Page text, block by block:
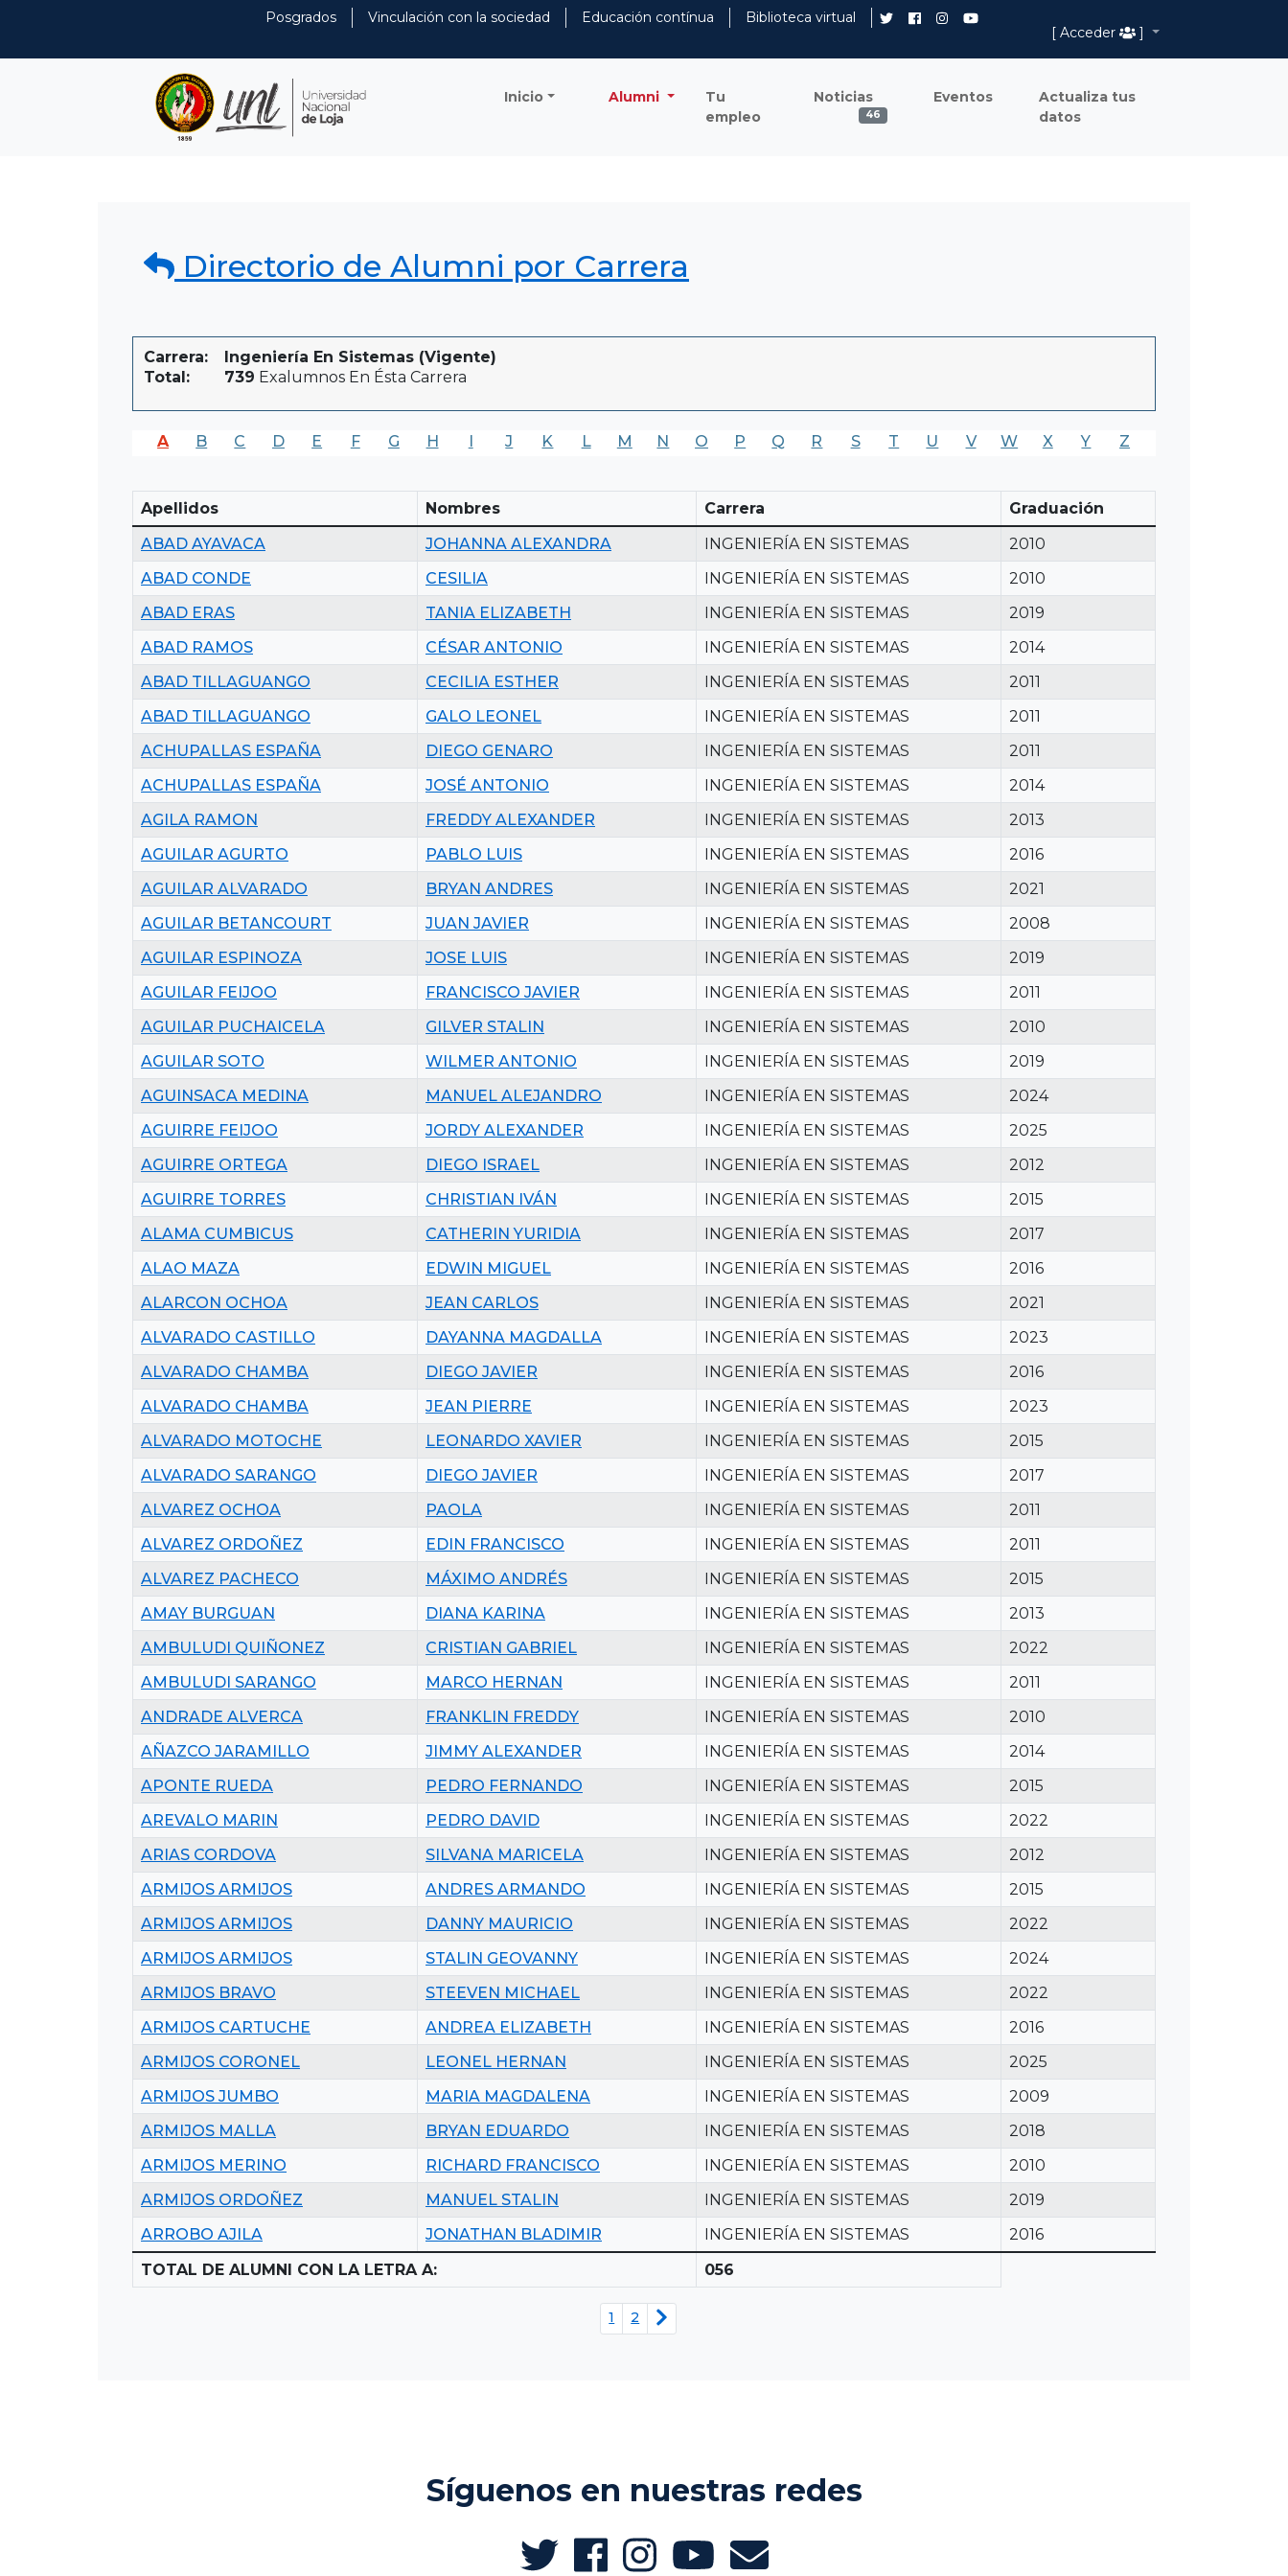
Posgrados Vinculación con la sociedad Educación contínua
Biblioteca virtual
[ Acceder
]
Inicio Alumni
Tu
empleo
Noticias
46
Eventos
Actualiza tus
datos
Directorio de Alumni por Carrera
Carrera:
Ingeniería En Sistemas (Vigente)
Total:
739 Exalumnos En Ésta Carrera
A B C D E F G H I J K L M N O P Q R S T U V W X Y Z
Apellidos Nombres Carrera
Graduación
ABAD AYAVACA
JOHANNA ALEXANDRA INGENIERÍA EN SISTEMAS
2010
ABAD CONDE
CESILIA INGENIERÍA EN SISTEMAS
2010
ABAD ERAS
TANIA ELIZABETH INGENIERÍA EN SISTEMAS
2019
ABAD RAMOS
CÉSAR ANTONIO INGENIERÍA EN SISTEMAS
2014
ABAD TILLAGUANGO
CECILIA ESTHER INGENIERÍA EN SISTEMAS
2011
ABAD TILLAGUANGO
GALO LEONEL INGENIERÍA EN SISTEMAS
2011
ACHUPALLAS ESPAÑA
DIEGO GENARO INGENIERÍA EN SISTEMAS
2011
ACHUPALLAS ESPAÑA
JOSÉ ANTONIO INGENIERÍA EN SISTEMAS
2014
AGILA RAMON
FREDDY ALEXANDER INGENIERÍA EN SISTEMAS
2013
AGUILAR AGURTO
PABLO LUIS INGENIERÍA EN SISTEMAS
2016
AGUILAR ALVARADO
BRYAN ANDRES INGENIERÍA EN SISTEMAS
2021
AGUILAR BETANCOURT
JUAN JAVIER INGENIERÍA EN SISTEMAS
2008
AGUILAR ESPINOZA
JOSE LUIS INGENIERÍA EN SISTEMAS
2019
AGUILAR FEIJOO
FRANCISCO JAVIER INGENIERÍA EN SISTEMAS
2011
AGUILAR PUCHAICELA
GILVER STALIN INGENIERÍA EN SISTEMAS
2010
AGUILAR SOTO
WILMER ANTONIO INGENIERÍA EN SISTEMAS
2019
AGUINSACA MEDINA
MANUEL ALEJANDRO INGENIERÍA EN SISTEMAS
2024
AGUIRRE FEIJOO
JORDY ALEXANDER INGENIERÍA EN SISTEMAS
2025
AGUIRRE ORTEGA
DIEGO ISRAEL INGENIERÍA EN SISTEMAS
2012
AGUIRRE TORRES
CHRISTIAN IVÁN INGENIERÍA EN SISTEMAS
2015
ALAMA CUMBICUS
CATHERIN YURIDIA INGENIERÍA EN SISTEMAS
2017
ALAO MAZA
EDWIN MIGUEL INGENIERÍA EN SISTEMAS
2016
ALARCON OCHOA
JEAN CARLOS INGENIERÍA EN SISTEMAS
2021
ALVARADO CASTILLO
DAYANNA MAGDALLA INGENIERÍA EN SISTEMAS
2023
ALVARADO CHAMBA
DIEGO JAVIER INGENIERÍA EN SISTEMAS
2016
ALVARADO CHAMBA
JEAN PIERRE INGENIERÍA EN SISTEMAS
2023
ALVARADO MOTOCHE
LEONARDO XAVIER INGENIERÍA EN SISTEMAS
2015
ALVARADO SARANGO
DIEGO JAVIER INGENIERÍA EN SISTEMAS
2017
ALVAREZ OCHOA
PAOLA INGENIERÍA EN SISTEMAS
2011
ALVAREZ ORDOÑEZ
EDIN FRANCISCO INGENIERÍA EN SISTEMAS
2011
ALVAREZ PACHECO
MÁXIMO ANDRÉS INGENIERÍA EN SISTEMAS
2015
AMAY BURGUAN
DIANA KARINA INGENIERÍA EN SISTEMAS
2013
AMBULUDI QUIÑONEZ
CRISTIAN GABRIEL INGENIERÍA EN SISTEMAS
2022
AMBULUDI SARANGO
MARCO HERNAN INGENIERÍA EN SISTEMAS
2011
ANDRADE ALVERCA
FRANKLIN FREDDY INGENIERÍA EN SISTEMAS
2010
AÑAZCO JARAMILLO
JIMMY ALEXANDER INGENIERÍA EN SISTEMAS
2014
APONTE RUEDA
PEDRO FERNANDO INGENIERÍA EN SISTEMAS
2015
AREVALO MARIN
PEDRO DAVID INGENIERÍA EN SISTEMAS
2022
ARIAS CORDOVA
SILVANA MARICELA INGENIERÍA EN SISTEMAS
2012
ARMIJOS ARMIJOS
ANDRES ARMANDO INGENIERÍA EN SISTEMAS
2015
ARMIJOS ARMIJOS
DANNY MAURICIO INGENIERÍA EN SISTEMAS
2022
ARMIJOS ARMIJOS
STALIN GEOVANNY INGENIERÍA EN SISTEMAS
2024
ARMIJOS BRAVO
STEEVEN MICHAEL INGENIERÍA EN SISTEMAS
2022
ARMIJOS CARTUCHE
ANDREA ELIZABETH INGENIERÍA EN SISTEMAS
2016
ARMIJOS CORONEL
LEONEL HERNAN INGENIERÍA EN SISTEMAS
2025
ARMIJOS JUMBO
MARIA MAGDALENA INGENIERÍA EN SISTEMAS
2009
ARMIJOS MALLA
BRYAN EDUARDO INGENIERÍA EN SISTEMAS
2018
ARMIJOS MERINO
RICHARD FRANCISCO INGENIERÍA EN SISTEMAS
2010
ARMIJOS ORDOÑEZ
MANUEL STALIN INGENIERÍA EN SISTEMAS
2019
ARROBO AJILA
JONATHAN BLADIMIR INGENIERÍA EN SISTEMAS
2016
TOTAL DE ALUMNI CON LA LETRA A:
056
1 2
Síguenos en nuestras redes